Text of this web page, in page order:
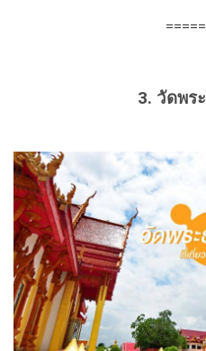
3. วัดพร